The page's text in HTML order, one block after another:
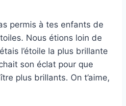
permis à tes enfants de
Nous étions loin de
l’étoile la plus brillante
son éclat pour que
plus brillants. On t’aime,